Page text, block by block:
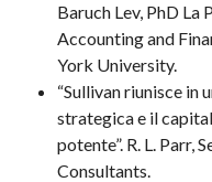
Baruch Lev, PhD
Accounting and
York University.
“Sullivan riunisce in
strategica e il
potente”. R. L. Parr,
Consultants.